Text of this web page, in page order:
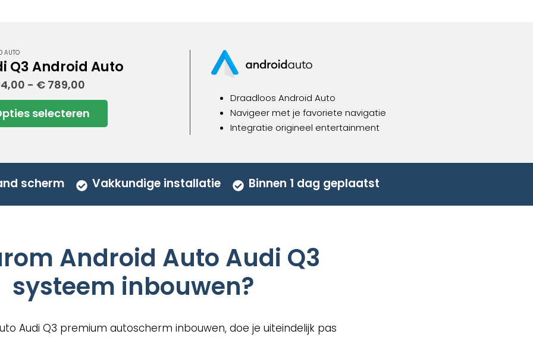
AUTO
Q3 Android Auto
- € 789,00
€ 789,00
selecteren
Draadloos Android Auto
Navigeer met je favoriete navigatie
Integratie origineel entertainment
scherm Vakkundige installatie Binnen 1 dag geplaatst
Android Auto Audi Q3
systeem inbouwen?
Audi Q3 premium autoscherm inbouwen, doe je uiteindelijk pas